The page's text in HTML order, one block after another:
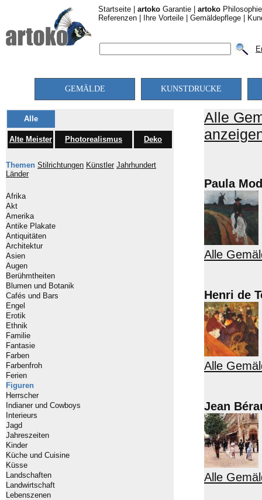
Startseite artoko Garantie artoko Philosophie
Referenzen
Ihre Vorteile Gemäldepflege
GEMÄLDE KUNSTDRUCKE
Alle
Alte Meister Photorealismus Deko
Themen Stilrichtungen Künstler Jahrhundert
Länder
Afrika
Akt
Amerika
Antike Plakate
Antiquitäten
Architektur
Asien
Augen
Berühmtheiten
Blumen und Botanik
Cafés und Bars
Engel
Erotik
Ethnik
Familie
Fantasie
Farben
Farbenfroh
Ferien
Figuren
Herrscher
Indianer und Cowboys
Interieurs
Jagd
Jahreszeiten
Kinder
Küche und Cuisine
Küsse
Landschaften
Landwirtschaft
Lebenszenen
Alle
Paula
Alle
Henri de
Alle
Jean
Alle